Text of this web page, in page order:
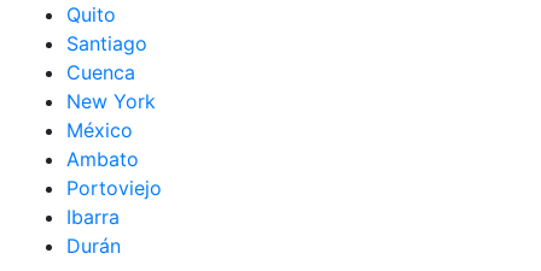
Quito
Santiago
Cuenca
New York
México
Ambato
Portoviejo
Ibarra
Durán